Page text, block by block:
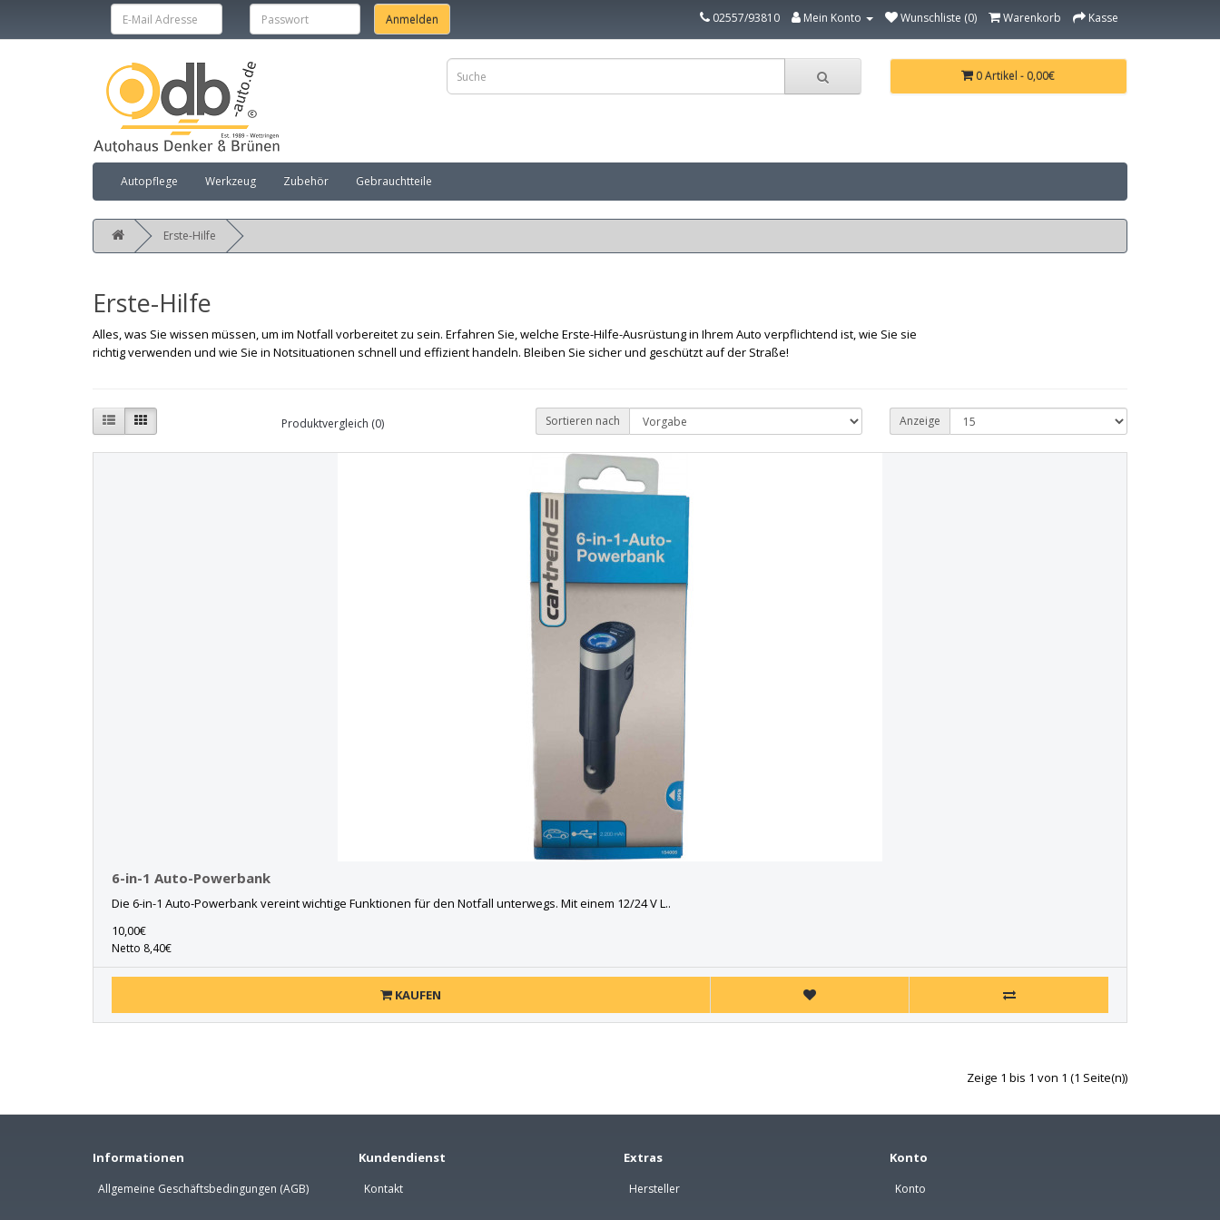
02557/93810 Mein Konto Wunschliste (0) Warenkorb Kasse
0 Artikel - 0,00€
Autopflege Werkzeug Zubehör Gebrauchtteile
Erste-Hilfe
Erste-Hilfe
Alles, was Sie wissen müssen, um im Notfall vorbereitet zu sein. Erfahren Sie, welche Erste-Hilfe-Ausrüstung in Ihrem Auto verpflichtend ist, wie Sie sie
richtig verwenden und wie Sie in Notsituationen schnell und effizient handeln. Bleiben Sie sicher und geschützt auf der Straße!
Produktvergleich (0) Sortieren nach Anzeige
6-in-1 Auto-Powerbank
Die 6-in-1 Auto-Powerbank vereint wichtige Funktionen für den Notfall unterwegs. Mit einem 12/24 V L..
10,00€
Netto 8,40€
KAUFEN
Zeige 1 bis 1 von 1 (1 Seite(n))
Informationen
Allgemeine Geschäftsbedingungen (AGB)
Kundendienst
Kontakt
Extras
Hersteller
Konto
Konto